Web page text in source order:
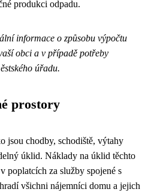
produkci odpadu.
informace o způsobu výpočtu
obci a v případě potřeby
úřadu.
prostory
jsou chodby, schodiště, výtahy
úklid. Náklady na úklid těchto
poplatcích za služby spojené s
všichni nájemníci domu a jejich